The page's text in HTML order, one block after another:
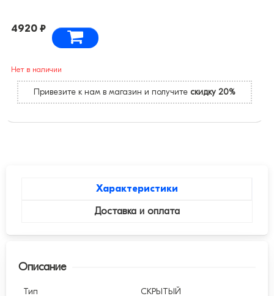
4920 ₽
Нет в наличии
Привезите к нам в магазин и получите скидку 20%
Характеристики
Доставка и оплата
Описание
Тип СКРЫТЫЙ